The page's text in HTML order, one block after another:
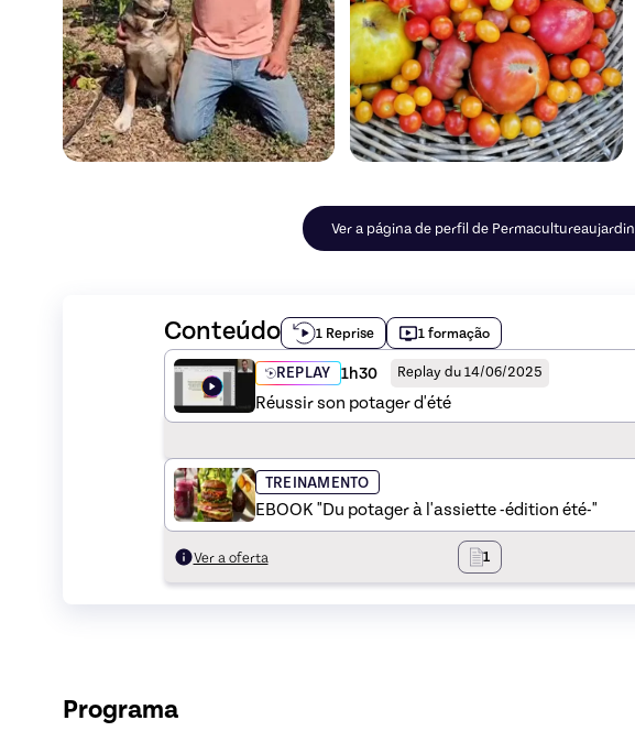
Ver a página de perfil de Permacultureaujardin
Conteúdo 1 Reprise 1 formação
REPLAY 1h30 Replay du 14/06/2025
Réussir son potager d'été
TREINAMENTO
EBOOK "Du potager à l'assiette -édition été-"
Ver a oferta 1
Programa